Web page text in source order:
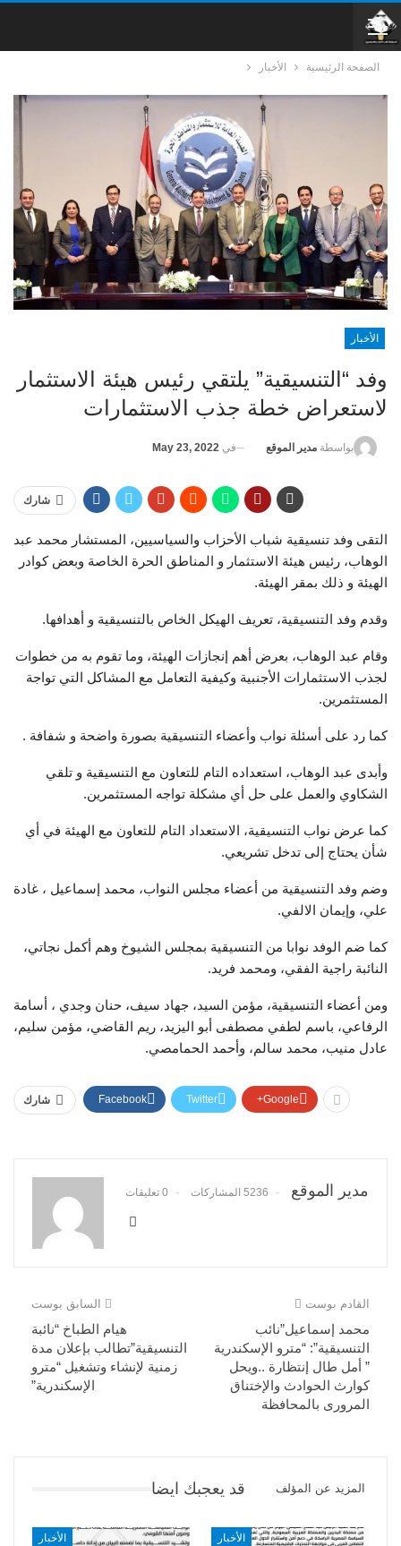
الصفحة الرئيسية الأخبار
الأخبار
وفد “التنسيقية” يلتقي رئيس هيئة الاستثمار
لاستعراض خطة جذب الاستثمارات
بواسطة مدير الموقع في May 23, 2022
شارك
التقى وفد تنسيقية شباب الأحزاب والسياسيين، المستشار محمد عبد
الوهاب، رئيس هيئة الاستثمار و المناطق الحرة الخاصة وبعض كوادر
الهيئة و ذلك بمقر الهيئة.
وقدم وفد التنسيقية، تعريف الهيكل الخاص بالتنسيقية و أهدافها.
وقام عبد الوهاب، بعرض أهم إنجازات الهيئة، وما تقوم به من خطوات
لجذب الاستثمارات الأجنبية وكيفية التعامل مع المشاكل التي تواجة
المستثمرين.
كما رد على أسئلة نواب وأعضاء التنسيقية بصورة واضحة و شفافة .
وأبدى عبد الوهاب، استعداده التام للتعاون مع التنسيقية و تلقي
الشكاوي والعمل على حل أي مشكلة تواجه المستثمرين.
كما عرض نواب التنسيقية، الاستعداد التام للتعاون مع الهيئة في أي
شأن يحتاج إلى تدخل تشريعي.
وضم وفد التنسيقية من أعضاء مجلس النواب، محمد إسماعيل ، غادة
علي، وإيمان الالفي.
كما ضم الوفد نوابا من التنسيقية بمجلس الشيوخ وهم أكمل نجاتي،
النائبة راجية الفقي، ومحمد فريد.
ومن أعضاء التنسيقية، مؤمن السيد، جهاد سيف، حنان وجدي ، أسامة
الرفاعي، باسم لطفي مصطفى أبو اليزيد، ريم القاضي، مؤمن سليم،
عادل منيب، محمد سالم، وأحمد الحمامصي.
شارك Facebook Twitter Google+
مدير الموقع 5236 المشاركات 0 تعليقات
السابق بوست
هيام الطباخ “نائبة
التنسيقية”تطالب بإعلان مدة
زمنية لإنشاء وتشغيل “مترو
الإسكندرية”
القادم بوست
محمد إسماعيل”نائب
التنسيقية”: “مترو الإسكندرية
” أمل طال إنتظارة ..ويحل
كوارث الحوادث والإختناق
المرورى بالمحافظة
قد يعجبك ايضا المزيد عن المؤلف
الأخبار الأخبار